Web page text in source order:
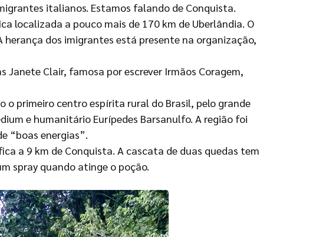
italianos. Estamos falando de Conquista.
localizada a pouco mais de 170 km de Uberlândia. O
dos imigrantes está presente na organização,
Clair, famosa por escrever Irmãos Coragem,
o primeiro centro espírita rural do Brasil, pelo grande
e humanitário Eurípedes Barsanulfo. A região foi
“boas energias”.
a 9 km de Conquista. A cascata de duas quedas tem
spray quando atinge o poção.